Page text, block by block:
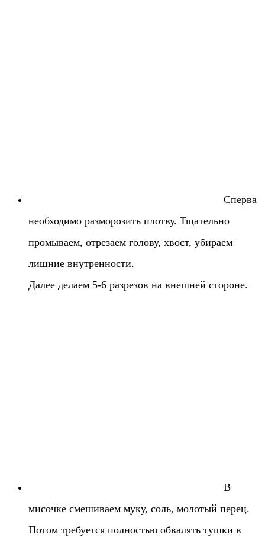
Сперва
необходимо разморозить плотву. Тщательно
промываем, отрезаем голову, хвост, убираем
лишние внутренности.
Далее делаем 5-6 разрезов на внешней стороне.
В
мисочке смешиваем муку, соль, молотый перец.
Потом требуется полностью обвалять тушки в